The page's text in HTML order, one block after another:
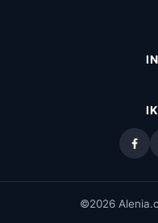
©2026